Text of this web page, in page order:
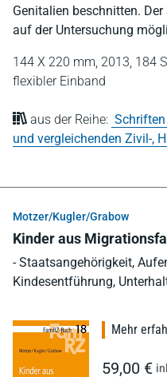
Genitalien beschnitten.
auf der Untersuchung
144 X 220 mm, 2013, 184
flexibler Einband
aus der Reihe:
und vergleichenden Zivil-,
Motzer/Kugler/Grabow
Kinder aus
- Staatsangehörigkeit,
Kindesentführung,
Mehr
59,00 €